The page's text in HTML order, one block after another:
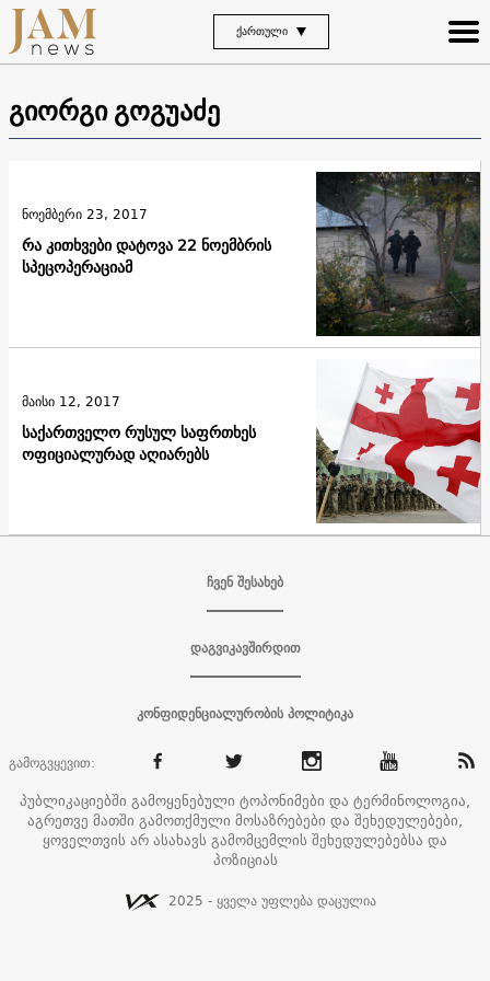
ᲥᲐᲠᲗᲣᲚᲘ
გიორგი გოგუაძე
რა კითხვები დატოვა 22 ნოემბრის
სპეცოპერაციამ
ნოემბერი 23, 2017
საქართველო რუსულ საფრთხეს
ოფიციალურად აღიარებს
მაისი 12, 2017
ჩვენ შესახებ
დაგვიკავშირდით
კონფიდენციალურობის პოლიტიკა
გამოგვყევით:
პუბლიკაციებში გამოყენებული ტოპონიმები და ტერმინოლოგია,
აგრეთვე მათში გამოთქმული მოსაზრებები და შეხედულებები,
ყოველთვის არ ასახავს გამომცემლის შეხედულებებსა და
პოზიციას
2025 - ყველა უფლება დაცულია